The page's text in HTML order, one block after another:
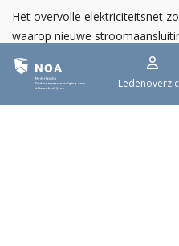
Het overvolle elektriciteitsnet
waarop nieuwe
veranderd. Voor
dat gemeenten zich goed
aanvraagprocedure. Het